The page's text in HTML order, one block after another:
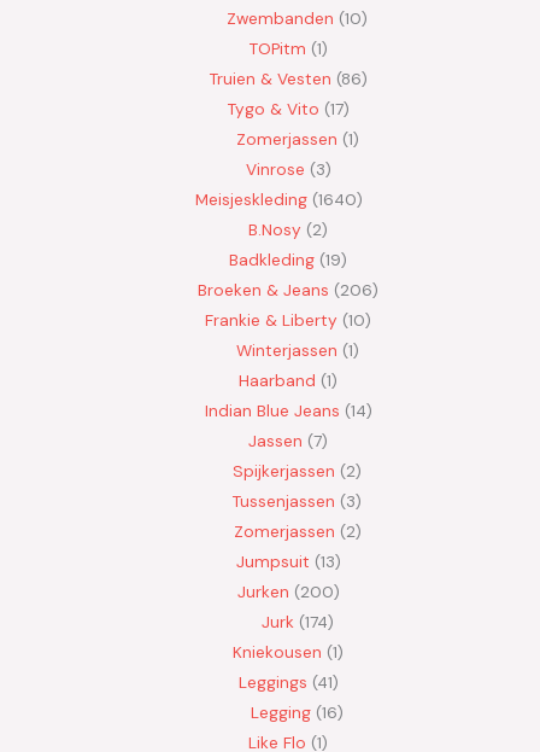
Zwembanden 10
TOPitm 1
Truien & Vesten 86
Tygo & Vito 17
Zomerjassen 1
Vinrose 3
Meisjeskleding 1640
B.Nosy
2
Badkleding 19
Broeken & Jeans
206
Frankie & Liberty 10
Winterjassen 1
Haarband 1
Indian Blue Jeans 14
Jassen 7
Spijkerjassen
2
Tussenjassen
3
Zomerjassen 2
Jumpsuit 13
Jurken 200
Jurk 174
Kniekousen 1
Leggings 41
Legging 16
Like Flo 1